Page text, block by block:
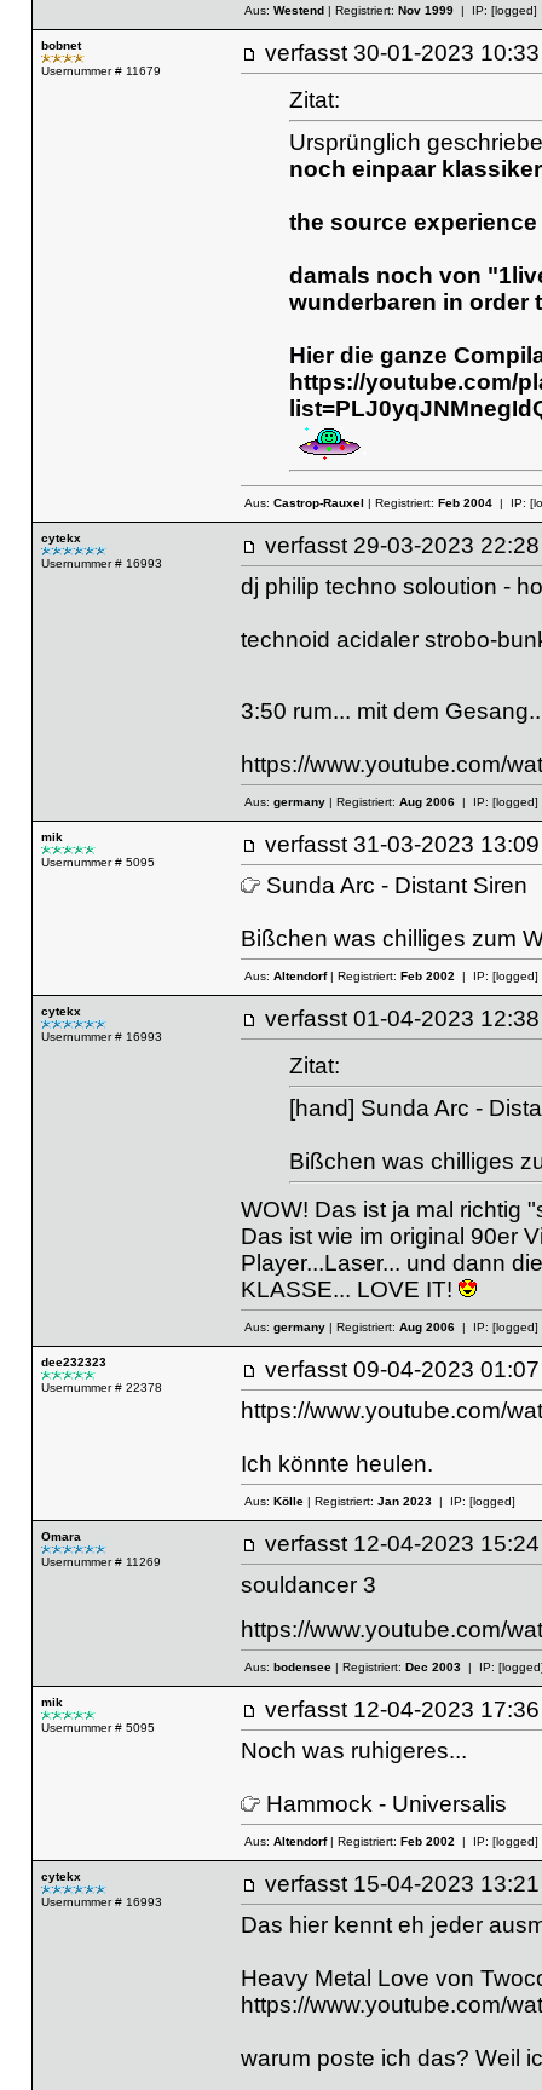
Aus: Westend| Registriert: Nov 1999| IP: [logged]
bobnet
Usernummer # 11679
verfasst 30-01-2023
Zitat:
Ursprünglich
noch einpaar klassiker
the source
damals noch von
wunderbaren in order
Hier die ganze
https://youtube.com/
Aus: Castrop-Rauxel | Registriert: Feb 2004| IP:
cytekx
Usernummer # 16993
verfasst 29-03-2023
dj philip techno soloution -
technoid acidaler strobo-
3:50 rum... mit dem
https://www.youtube.com/
Aus: germany| Registriert: Aug 2006| IP: [logged]
mik
Usernummer # 5095
verfasst 31-03-2023
Sunda Arc - Distant Siren
Bißchen was chilliges zum
Aus: Altendorf| Registriert: Feb 2002| IP: [logged]
cytekx
Usernummer # 16993
verfasst 01-04-2023
Zitat:
[hand] Sunda Arc -
Bißchen was chilliges
WOW! Das ist ja mal richtig
Das ist wie im original 90er
Player...Laser... und dann
KLASSE... LOVE IT!
Aus: germany| Registriert: Aug 2006| IP: [logged]
dee232323
Usernummer # 22378
verfasst 09-04-2023
https://www.youtube.com/
Ich könnte heulen.
Aus: Kölle| Registriert: Jan 2023| IP: [logged]
Omara
Usernummer # 11269
verfasst 12-04-2023
souldancer 3
https://www.youtube.com/
Aus: bodensee| Registriert: Dec 2003| IP:
mik
Usernummer # 5095
verfasst 12-04-2023
Noch was ruhigeres...
Hammock - Universalis
Aus: Altendorf| Registriert: Feb 2002| IP: [logged]
cytekx
Usernummer # 16993
verfasst 15-04-2023
Das hier kennt eh jeder
Heavy Metal Love von
https://www.youtube.com/
warum poste ich das? Weil